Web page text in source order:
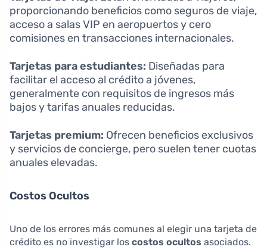
proporcionando beneficios como seguros de viaje,
acceso a salas VIP en aeropuertos y cero
comisiones en transacciones internacionales.
Tarjetas para estudiantes: Diseñadas para
facilitar el acceso al crédito a jóvenes,
generalmente con requisitos de ingresos más
bajos y tarifas anuales reducidas.
Tarjetas premium: Ofrecen beneficios exclusivos
y servicios de concierge, pero suelen tener cuotas
anuales elevadas.
Costos Ocultos
Uno de los errores más comunes al elegir una tarjeta de
crédito es no investigar los costos ocultos asociados.